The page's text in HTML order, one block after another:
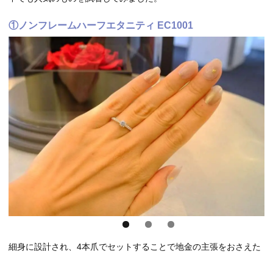
①ノンフレームハーフエタニティ EC1001
細身に設計され、4本爪でセットすることで地金の主張をおさえた